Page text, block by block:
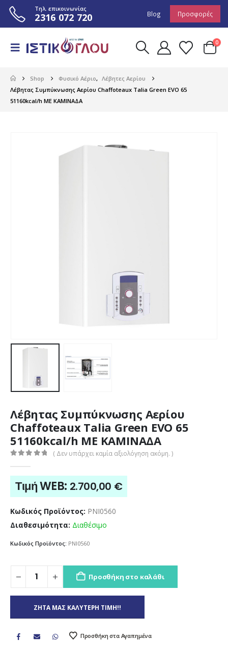
Τηλ. επικοινωνίας
2316 072 720 Blog Προσφορές
0
Shop Φυσικό Αέριο, Λέβητες Αερίου
Λέβητας Συμπύκνωσης Αερίου Chaffoteaux Talia Green EVO 65
51160kcal/h ΜΕ ΚΑΜΙΝΑΔΑ
Λέβητας Συμπύκνωσης Αερίου
Chaffoteaux Talia Green EVO 65
51160kcal/h ΜΕ ΚΑΜΙΝΑΔΑ
( Δεν υπάρχει καμία αξιολόγηση ακόμη. )
Τιμή WEB: 2.700,00 €
Κωδικός Προϊόντος: PNI0560
Διαθεσιμότητα: Διαθέσιμο
Κωδικός Προϊόντος: PNI0560
Προσθήκη στο καλάθι
ΖΗΤΑ ΜΑΣ ΚΑΛΥΤΕΡΗ ΤΙΜΗ!!
Προσθήκη στα Αγαπημένα